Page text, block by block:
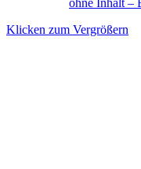
Klicken zum Vergrößern